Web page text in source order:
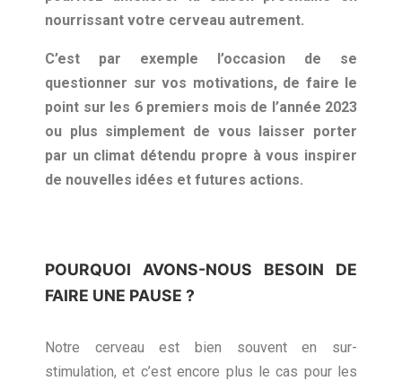
nourrissant votre cerveau autrement.
C’est par exemple l’occasion de se
questionner sur vos motivations, de faire le
point sur les 6 premiers mois de l’année 2023
ou plus simplement de vous laisser porter
par un climat détendu propre à vous inspirer
de nouvelles idées et futures actions.
POURQUOI AVONS-NOUS BESOIN DE
FAIRE UNE PAUSE ?
Notre cerveau est bien souvent en sur-
stimulation, et c’est encore plus le cas pour les